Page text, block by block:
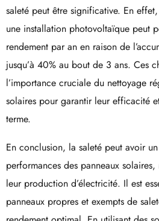
saleté peut être significative. En
une installation photovoltaïque peut
rendement par an en raison de
jusqu’à 40% au bout de 3 ans. Ces
l’importance cruciale du nettoyage
solaires pour garantir leur efficacité
terme.
En conclusion, la saleté peut avoir
performances des panneaux
leur production d’électricité. Il est
panneaux propres et exempts de